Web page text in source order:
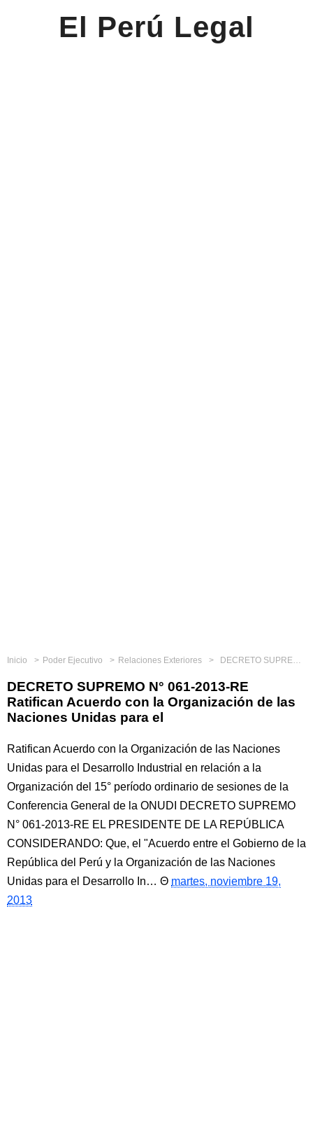
El Perú Legal
Inicio Poder Ejecutivo Relaciones Exteriores DECRETO SUPREMO N° 061-2013-RE Ratifican Acuerdo con la Organización de las Naciones Unidas para el
DECRETO SUPREMO N° 061-2013-RE
Ratifican Acuerdo con la Organización de las
Naciones Unidas para el
Ratifican Acuerdo con la Organización de las Naciones
Unidas para el Desarrollo Industrial en relación a la
Organización del 15° período ordinario de sesiones de la
Conferencia General de la ONUDI DECRETO SUPREMO
N° 061-2013-RE EL PRESIDENTE DE LA REPÚBLICA
CONSIDERANDO: Que, el "Acuerdo entre el Gobierno de la
República del Perú y la Organización de las Naciones
Unidas para el Desarrollo In…
martes, noviembre 19,
2013